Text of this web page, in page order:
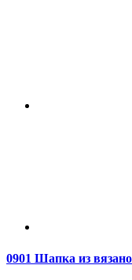
0901 Шапка из